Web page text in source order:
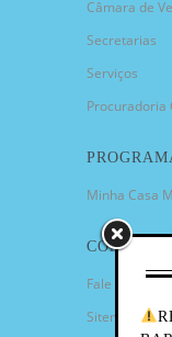
Câmara de
Secretarias
Serviços
Procuradoria
Minha Casa
CONTATO
Fale Conosco
Sitemap